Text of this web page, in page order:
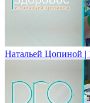
Натальей Цопиной |